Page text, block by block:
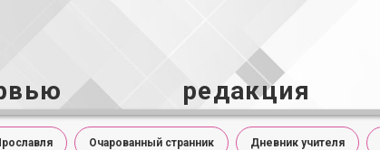
редакция
Очарованный странник Дневник учителя